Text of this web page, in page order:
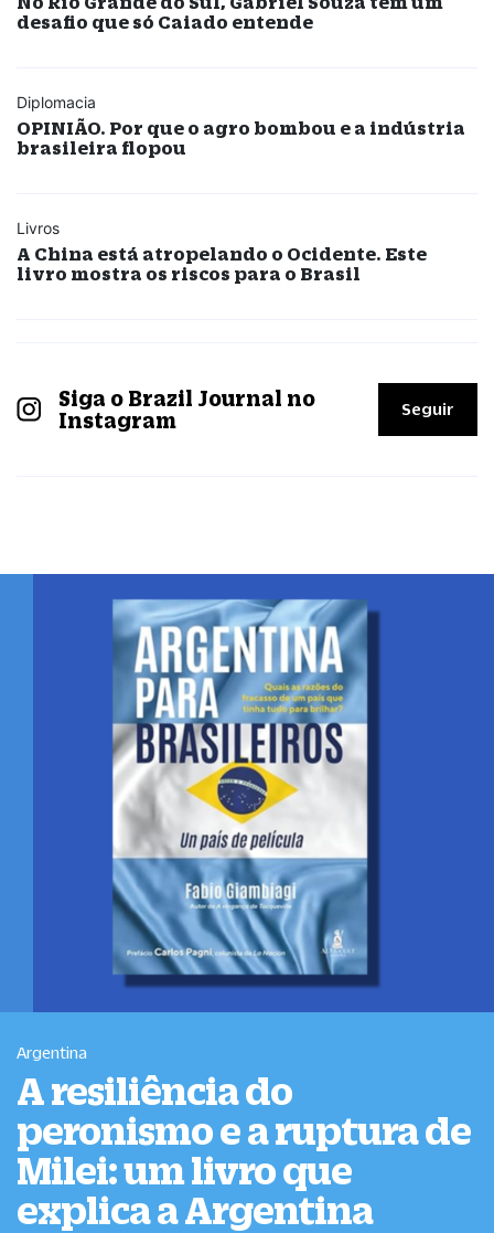
desafio que só Caiado entende
Diplomacia
OPINIÃO. Por que o agro bombou e a indústria
brasileira flopou
Livros
A China está atropelando o Ocidente. Este
livro mostra os riscos para o Brasil
Siga o Brazil Journal no
Instagram
Seguir
Argentina
A resiliência do
peronismo e a ruptura de
Milei: um livro que
explica a Argentina